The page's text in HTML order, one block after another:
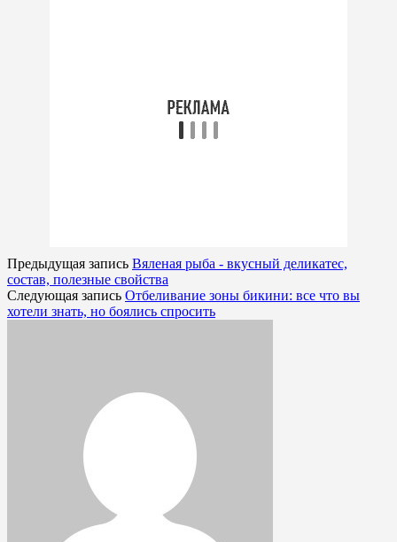
Предыдущая запись Вяленая рыба - вкусный деликатес,
состав, полезные свойства
Следующая запись Отбеливание зоны бикини: все что вы
хотели знать, но боялись спросить